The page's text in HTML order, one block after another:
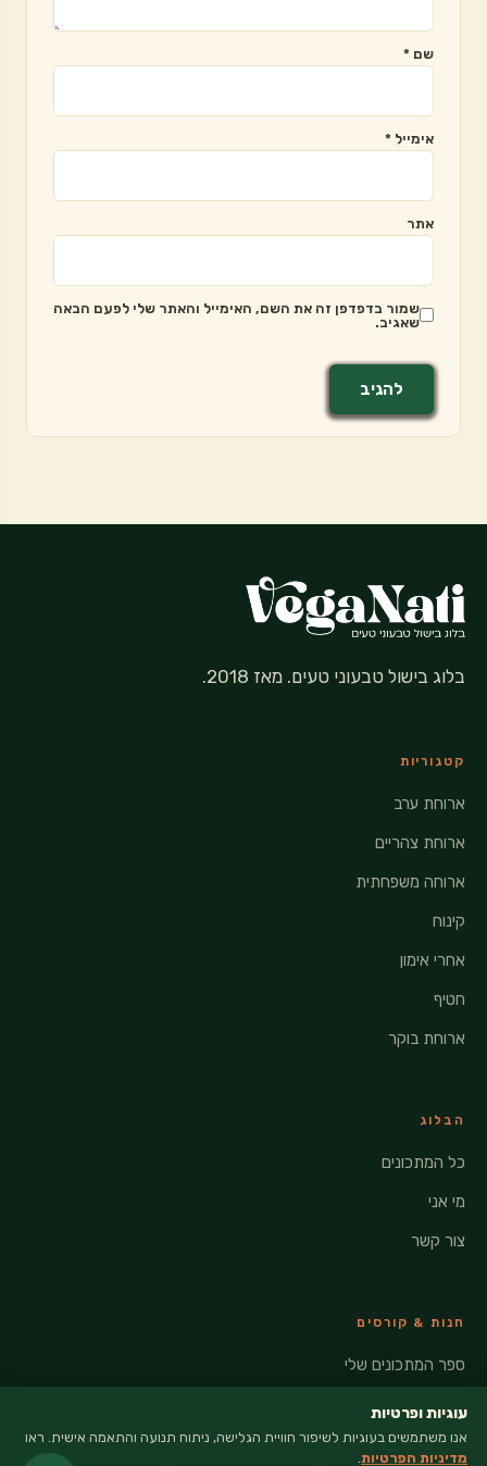
שם *
אימייל *
אתר
שמור בדפדפן זה את השם, האימייל והאתר שלי לפעם הבאה
שאגיב.
בלוג בישול טבעוני טעים. מאז 2018.
קטגוריות
ארוחת ערב
ארוחת צהריים
ארוחה משפחתית
קינוח
אחרי אימון
חטיף
ארוחת בוקר
הבלוג
כל המתכונים
מי אני
צור קשר
חנות & קורסים
ספר המתכונים שלי
סדנאות בישול
עוגיות ופרטיות
אנו משתמשים בעוגיות לשיפור חוויית הגלישה, ניתוח תנועה והתאמה אישית. ראו
מדיניות הפרטיות.